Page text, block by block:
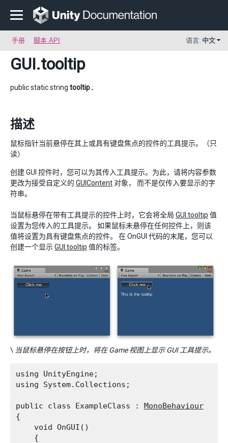
手册 脚本 API 语言: 中文
GUI.tooltip
public static string tooltip;
描述
鼠标指针当前悬停在其上或具有键盘焦点的控件的工具提示。（只
读）
创建 GUI 控件时，您可以为其传入工具提示。为此，请将内容参数
更改为接受自定义的 GUIContent 对象， 而不是仅传入要显示的字
符串。
当鼠标悬停在带有工具提示的控件上时，它会将全局 GUI.tooltip 值
设置为您传入的工具提示。 如果鼠标未悬停在任何控件上，则该
值将设置为具有键盘焦点的控件。 在 OnGUI 代码的末尾，您可以
创建一个显示GUI.tooltip 值的标签。
\ 当鼠标悬停在按钮上时，将在 Game 视图上显示 GUI 工具提示。
using UnityEngine;
using System.Collections;
public class ExampleClass : MonoBehaviour
{
    void OnGUI()
    {